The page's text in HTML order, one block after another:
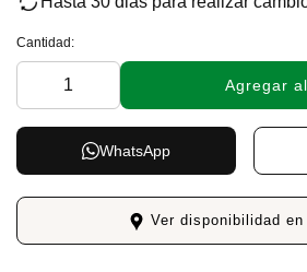
Cantidad:
Agregar
WhatsApp
Ver disponibilidad en